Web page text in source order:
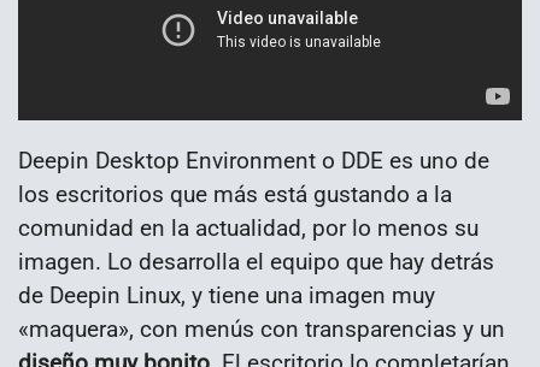
Deepin Desktop Environment o DDE es uno de
los escritorios que más está gustando a la
comunidad en la actualidad, por lo menos su
imagen. Lo desarrolla el equipo que hay detrás
de Deepin Linux, y tiene una imagen muy
«maquera», con menús con transparencias y un